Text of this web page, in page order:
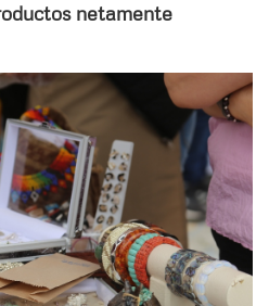
netamente